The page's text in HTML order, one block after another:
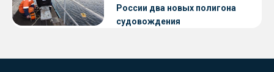
России два новых полигона
судовождения